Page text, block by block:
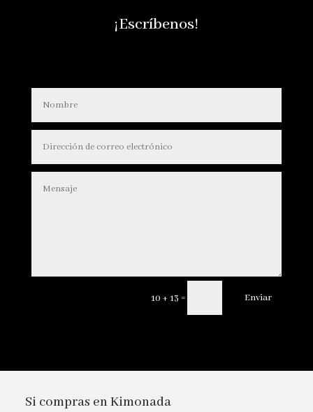
¡Escríbenos!
10 + 13 = Enviar
Si compras en Kimonada